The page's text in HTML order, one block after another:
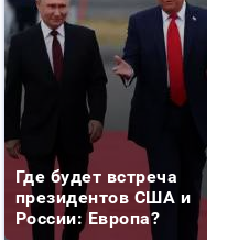
Где будет встреча
президентов США и
России: Европа?